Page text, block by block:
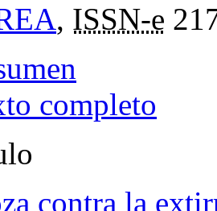
, ISSN-e
completo
contra la